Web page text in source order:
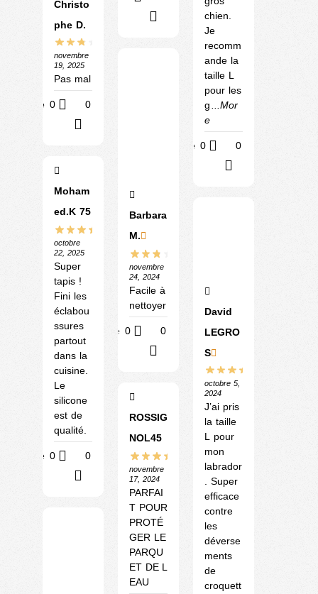
Christo
phe D.
novembre
19, 2025
Pas mal
Utile 0 0
Moham
ed.K 75
octobre
22, 2025
Super
tapis !
Fini les
éclabou
ssures
partout
dans la
cuisine.
Le
silicone
est de
qualité.
Utile 0 0
Barbara
M.
novembre
24, 2024
Facile à
nettoyer
Utile 0 0
ROSSIG
NOL45
novembre
17, 2024
PARFAI
T POUR
PROTÉ
GER LE
PARQU
ET DE L
EAU
chien.
Je
recomm
ande la
taille L
pour les
g
...Mor
e
Utile 0 0
David
LEGRO
S
octobre 5,
2024
J’ai pris
la taille
L pour
mon
labrador
. Super
efficace
contre
les
déverse
ments
de
croquett